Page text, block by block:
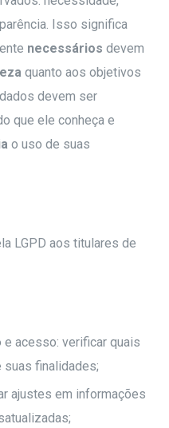
Isso significa
necessáriosdevem
quanto aos objetivos
devem ser
que ele conheça e
o uso de suas
LGPD aos titulares de
e acesso: verificar quais
finalidades;
ajustes em informações